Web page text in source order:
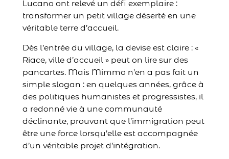
Lucano ont relevé un défi exemplaire :
transformer un petit village déserté en une
véritable terre d’accueil.
Dès l’entrée du village, la devise est claire : «
Riace, ville d’accueil » peut on lire sur des
pancartes. Mais Mimmo n’en a pas fait un
simple slogan : en quelques années, grâce à
des politiques humanistes et progressistes, il
a redonné vie à une communauté
déclinante, prouvant que l’immigration peut
être une force lorsqu’elle est accompagnée
d’un véritable projet d’intégration.